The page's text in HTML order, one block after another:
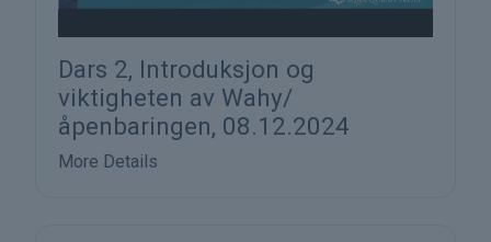
Dars 2, Introduksjon og
viktigheten av Wahy/
åpenbaringen, 08.12.2024
More Details